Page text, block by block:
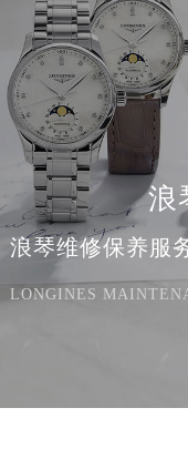
浪
浪琴维修保养服
LONGINES